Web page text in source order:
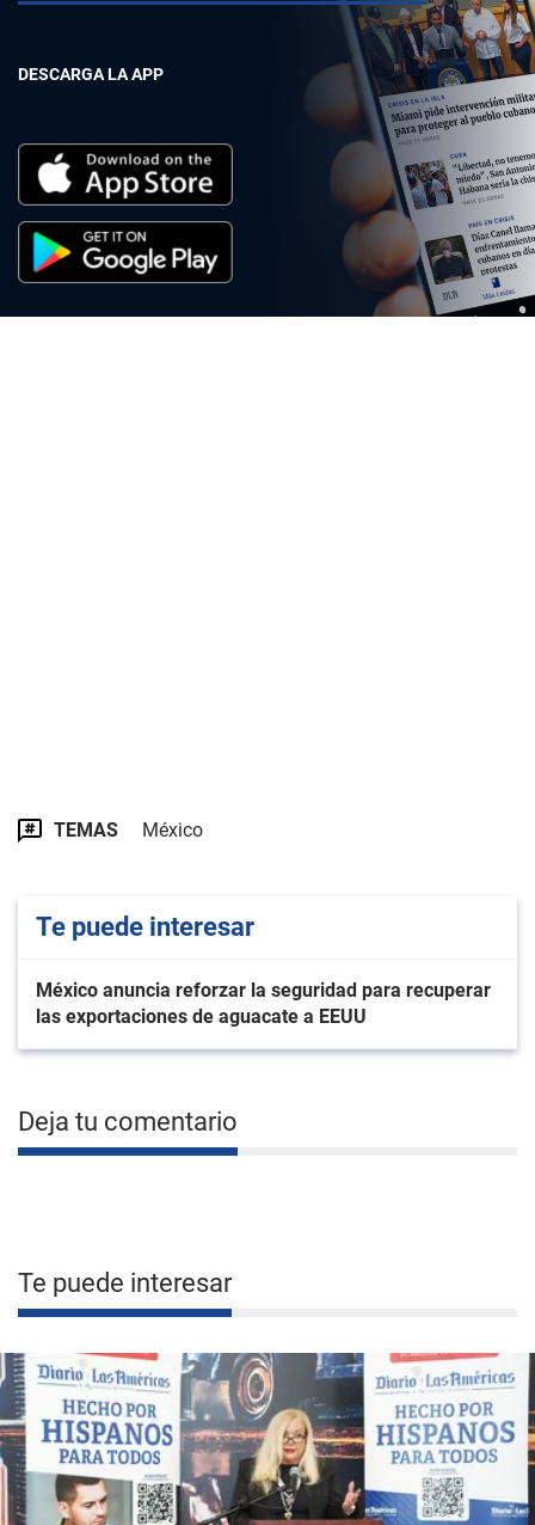
DESCARGA LA APP
TEMAS México
Te puede interesar
México anuncia reforzar la seguridad para recuperar
las exportaciones de aguacate a EEUU
Deja tu comentario
Te puede interesar